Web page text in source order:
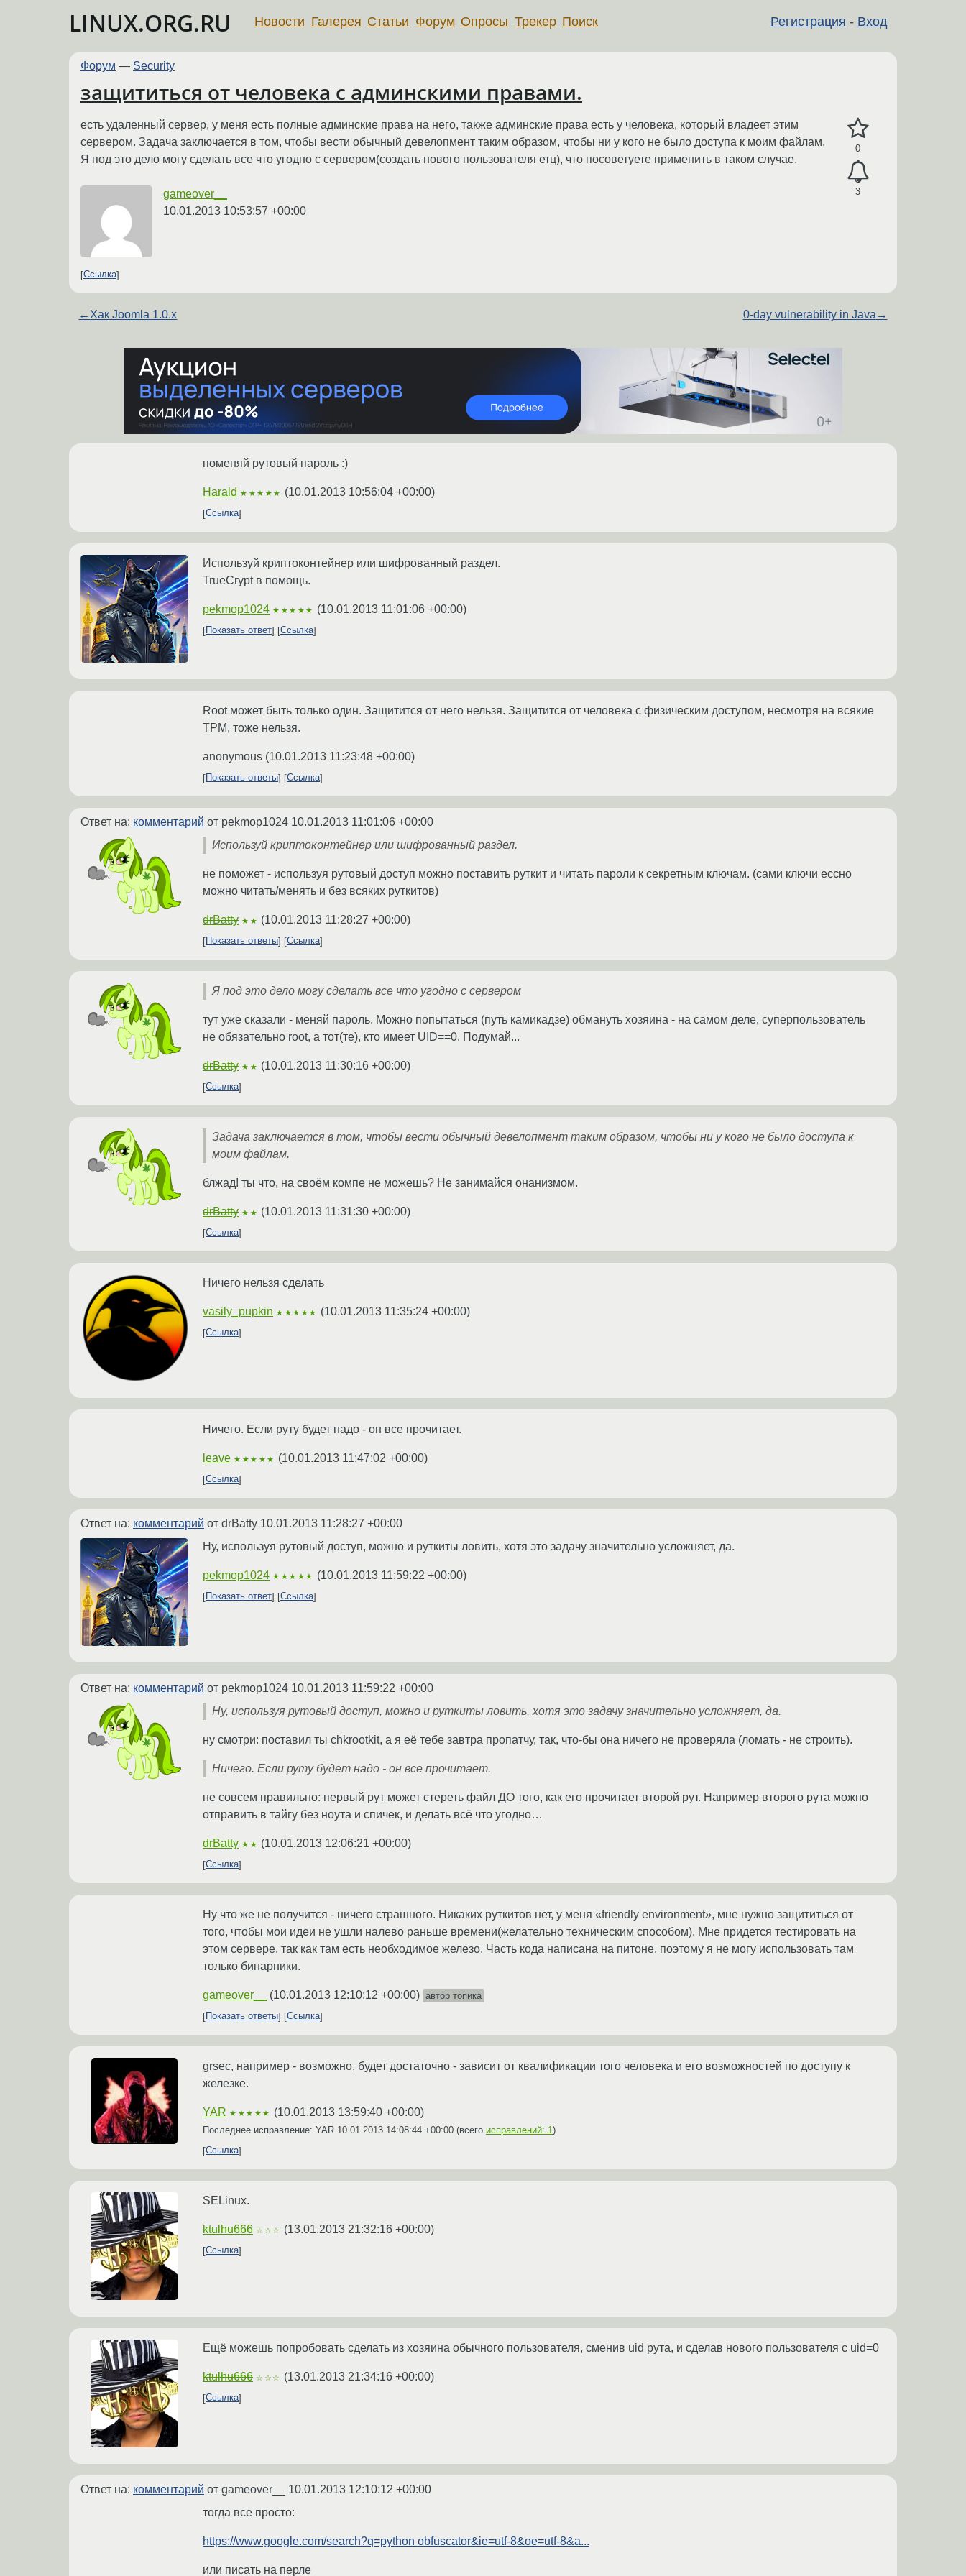
LINUX.ORG.RU Регистрация - Вход
Новости Галерея Статьи Форум Опросы Трекер Поиск
Форум — Security
защититься от человека с админскими правами.
0
3
есть удаленный сервер, у меня есть полные админские права на него, также админские права есть у человека, который владеет этим
сервером. Задача заключается в том, чтобы вести обычный девелопмент таким образом, чтобы ни у кого не было доступа к моим файлам.
Я под это дело могу сделать все что угодно с сервером(создать нового пользователя етц), что посоветуете применить в таком случае.
gameover__
10.01.2013 10:53:57 +00:00
Ссылка
← Хак Joomla 1.0.x 0-day vulnerability in Java →
поменяй рутовый пароль :)
Harald ★★★★★ (10.01.2013 10:56:04 +00:00)
Ссылка
Используй криптоконтейнер или шифрованный раздел.
TrueCrypt в помощь.
pekmop1024 ★★★★★ (10.01.2013 11:01:06 +00:00)
Показать ответ Ссылка
Root может быть только один. Защитится от него нельзя. Защитится от человека с физическим доступом, несмотря на всякие
TPM, тоже нельзя.
anonymous (10.01.2013 11:23:48 +00:00)
Показать ответы Ссылка
Ответ на: комментарий от pekmop1024 10.01.2013 11:01:06 +00:00
Используй криптоконтейнер или шифрованный раздел.
не поможет - используя рутовый доступ можно поставить руткит и читать пароли к секретным ключам. (сами ключи ессно
можно читать/менять и без всяких руткитов)
drBatty ★★ (10.01.2013 11:28:27 +00:00)
Показать ответы Ссылка
Я под это дело могу сделать все что угодно с сервером
тут уже сказали - меняй пароль. Можно попытаться (путь камикадзе) обмануть хозяина - на самом деле, суперпользователь
не обязательно root, а тот(те), кто имеет UID==0. Подумай...
drBatty ★★ (10.01.2013 11:30:16 +00:00)
Ссылка
Задача заключается в том, чтобы вести обычный девелопмент таким образом, чтобы ни у кого не было доступа к
моим файлам.
блжад! ты что, на своём компе не можешь? Не занимайся онанизмом.
drBatty ★★ (10.01.2013 11:31:30 +00:00)
Ссылка
Ничего нельзя сделать
vasily_pupkin ★★★★★ (10.01.2013 11:35:24 +00:00)
Ссылка
Ничего. Если руту будет надо - он все прочитает.
leave ★★★★★ (10.01.2013 11:47:02 +00:00)
Ссылка
Ответ на: комментарий от drBatty 10.01.2013 11:28:27 +00:00
Ну, используя рутовый доступ, можно и руткиты ловить, хотя это задачу значительно усложняет, да.
pekmop1024 ★★★★★ (10.01.2013 11:59:22 +00:00)
Показать ответ Ссылка
Ответ на: комментарий от pekmop1024 10.01.2013 11:59:22 +00:00
Ну, используя рутовый доступ, можно и руткиты ловить, хотя это задачу значительно усложняет, да.
ну смотри: поставил ты chkrootkit, а я её тебе завтра пропатчу, так, что-бы она ничего не проверяла (ломать - не строить).
Ничего. Если руту будет надо - он все прочитает.
не совсем правильно: первый рут может стереть файл ДО того, как его прочитает второй рут. Например второго рута можно
отправить в тайгу без ноута и спичек, и делать всё что угодно…
drBatty ★★ (10.01.2013 12:06:21 +00:00)
Ссылка
Ну что же не получится - ничего страшного. Никаких руткитов нет, у меня «friendly environment», мне нужно защититься от
того, чтобы мои идеи не ушли налево раньше времени(желательно техническим способом). Мне придется тестировать на
этом сервере, так как там есть необходимое железо. Часть кода написана на питоне, поэтому я не могу использовать там
только бинарники.
gameover__ (10.01.2013 12:10:12 +00:00) автор топика
Показать ответы
Ссылка
grsec, например - возможно, будет достаточно - зависит от квалификации того человека и его возможностей по доступу к
железке.
YAR ★★★★★ (10.01.2013 13:59:40 +00:00)
Последнее исправление: YAR 10.01.2013 14:08:44 +00:00 (всего исправлений: 1 )
Ссылка
SELinux.
ktulhu666 ☆☆☆ (13.01.2013 21:32:16 +00:00)
Ссылка
Ещё можешь попробовать сделать из хозяина обычного пользователя, сменив uid рута, и сделав нового пользователя с uid=0
ktulhu666 ☆☆☆ (13.01.2013 21:34:16 +00:00)
Ссылка
Ответ на: комментарий от gameover__ 10.01.2013 12:10:12 +00:00
тогда все просто:
https://www.google.com/search?q=python obfuscator&ie=utf-8&oe=utf-8&a...
или писать на перле